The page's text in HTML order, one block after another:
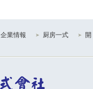
企業情報 厨房一式
開